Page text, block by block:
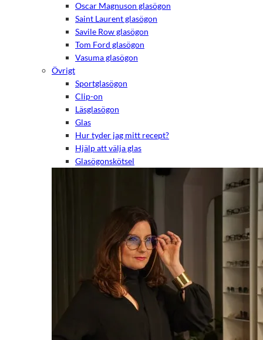
Oscar Magnuson glasögon
Saint Laurent glasögon
Savile Row glasögon
Tom Ford glasögon
Vasuma glasögon
Övrigt
Sportglasögon
Clip-on
Läsglasögon
Glas
Hur tyder jag mitt recept?
Hjälp att välja glas
Glasögonskötsel